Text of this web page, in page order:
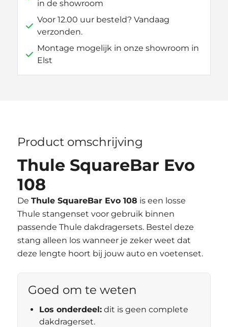
in de showroom
Voor 12.00 uur besteld? Vandaag
verzonden.
Montage mogelijk in onze showroom in
Elst
Product omschrijving
Thule SquareBar Evo
108
DeThule SquareBar Evo 108 is een losse
Thule stangenset voor gebruik binnen
passende Thule dakdragersets. Bestel deze
stang alleen los wanneer je zeker weet dat
deze lengte hoort bij jouw auto en voetenset.
Goed om te weten
Los onderdeel: dit is geen complete
dakdragerset.